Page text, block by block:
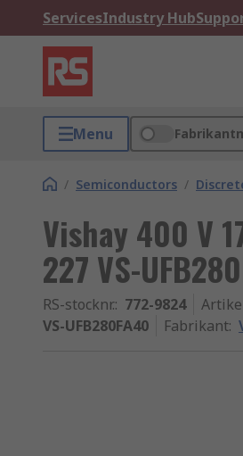
ServicesIndustry Hub
Menu
/ Semiconductors /
Vishay 400 V
227 VS-
RS-stocknr.: 772-9824
VS-UFB280FA40
Fabrikant: